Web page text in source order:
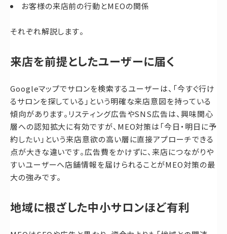
お客様の来店前の行動とMEOの関係
それぞれ解説します。
来店を前提としたユーザーに届く
Googleマップでサロンを検索するユーザーは、「今すぐ行け
るサロンを探している」という明確な来店意図を持っている
傾向があります。リスティング広告やSNS広告は、興味関心
層への認知拡大に有効ですが、MEO対策は「今日・明日に予
約したい」という来店意欲の高い層に直接アプローチできる
点が大きな違いです。広告費をかけずに、来店につながりや
すいユーザーへ店舗情報を届けられることがMEO対策の最
大の強みです。
地域に根ざした中小サロンほど有利